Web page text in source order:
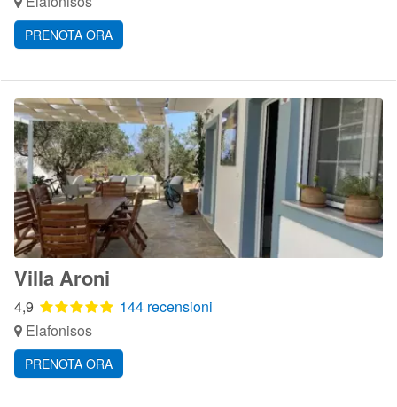
PRENOTA ORA
Villa Aroni
4,9
144 recensioni
Elafonisos
PRENOTA ORA